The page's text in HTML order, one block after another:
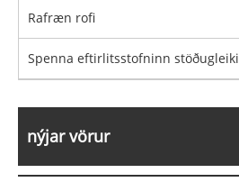
Rafræn rofi
Spenna eftirlitsstofninn stöðugleiki
nýjar vörur